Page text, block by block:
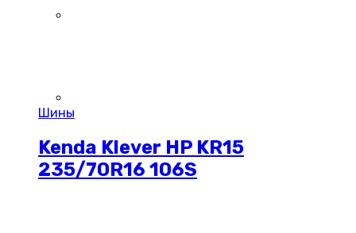
Шины
Kenda Klever HP KR15
235/70R16 106S